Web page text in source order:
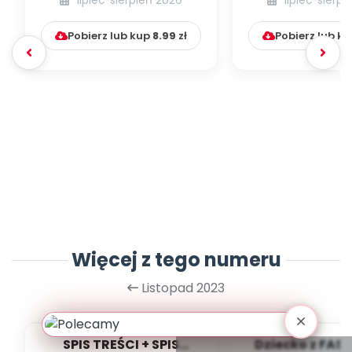
Pobierz lub kup 8.99 zł Pobierz lub
Więcej z tego numeru
Listopad 2023
SPIS TREŚCI + SPIS
Dziecko z FAS